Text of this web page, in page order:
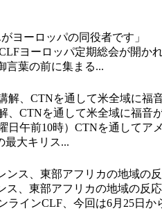
ヨーロッパの同役者です」
ヨーロッパ定期総会が開か
言葉の前に集まる...
CTNを通して米全域に福音
日午前10時）CTNを通してア
最大キリス...
ス、東部アフリカの地域の反応
インCLF、今回は6月25日か